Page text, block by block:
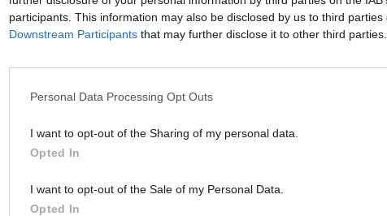
participants. This information may also be disclosed by us to third parties
Downstream Participants that may further disclose it to other third parties.
Personal Data Processing Opt Outs
I want to opt-out of the Sharing of my personal data.
Opted In
I want to opt-out of the Sale of my Personal Data.
Opted In
od osady łowców. Prawa miejskie uzyskuje Łowicz przed
arcybiskup Jarosław Skotnicki w miejscu drewnianego grodu
gospodarczej kasztelanii łowickiej.